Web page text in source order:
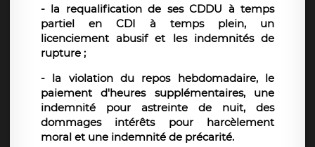
- la requalification de ses CDDU à temps
partiel en CDI à temps plein, un
licenciement abusif et les indemnités de
rupture ;
- la violation du repos hebdomadaire, le
paiement d'heures supplémentaires, une
indemnité pour astreinte de nuit, des
dommages intérêts pour harcèlement
moral et une indemnité de précarité.